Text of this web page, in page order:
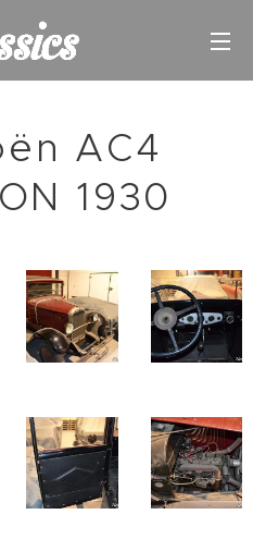
AC4
1930